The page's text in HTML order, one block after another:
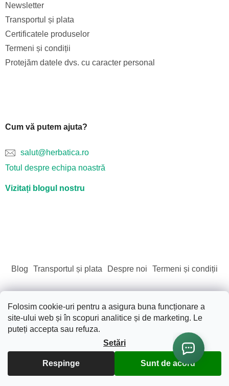
Folosim cookie-uri pentru a asigura buna funcționare a
site-ului web și în scopuri analitice și de marketing. Le
puteți accepta sau refuza.
Setări
Respinge Sunt de acord
Newsletter
Transportul și plata
Certificatele produselor
Termeni și condiții
Protejăm datele dvs. cu caracter personal
Cum vă putem ajuta?
salut@herbatica.ro
Totul despre echipa noastră
Vizitați blogul nostru
Blog Transportul și plata Despre noi Termeni și condiții
Creat de Shoptet
Drepturi de autor 2026Sãnãtate. Frumusete. Natura..
Toate drepturile rezervate.
Editați setările cookie-urilor